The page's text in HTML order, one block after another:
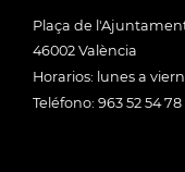
Plaça de l'Ajuntament
46002 València
Horarios: lunes a
Teléfono: 963 52 54 78